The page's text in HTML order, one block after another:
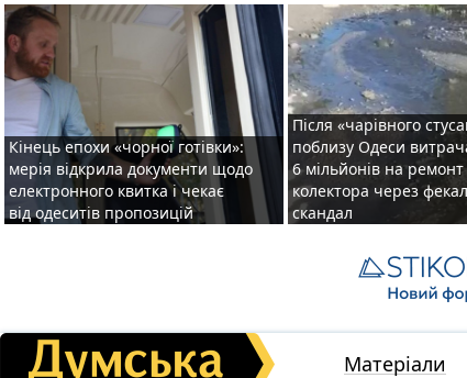
Кінець епохи «чорної готівки»:
мерія відкрила документи щодо
електронного квитка і чекає
від одеситів пропозицій
Після «чарівного
поблизу Одеси
6 мільйонів на
колектора через
скандал
Матеріали